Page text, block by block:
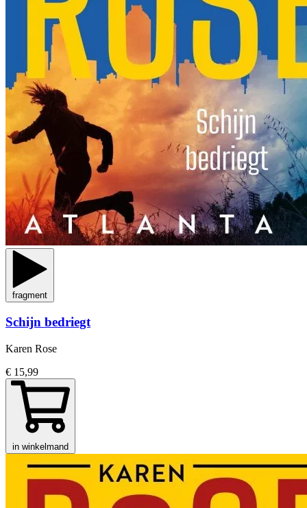
fragment
Schijn bedriegt
Karen Rose
€ 15,99
in winkelmand